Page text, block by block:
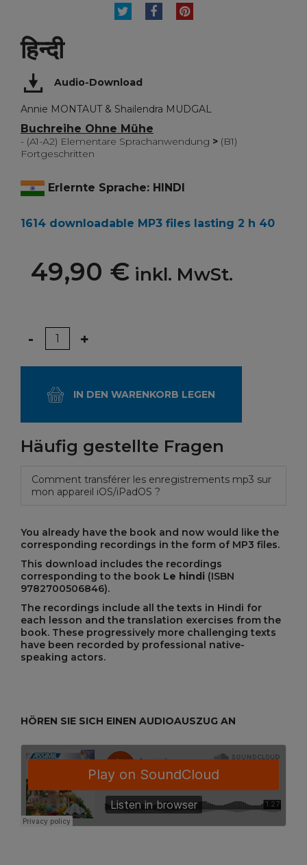
TWEETTEILENPINTEREST
हिन्दी
Audio-Download
Annie MONTAUT & Shailendra MUDGAL
Buchreihe Ohne Mühe
- (A1-A2) Elementare Sprachanwendung > (B1)
Fortgeschritten
Erlernte Sprache: HINDI
1614 downloadable MP3 files lasting 2 h 40
49,90 € inkl. MwSt.
Menge
- +
IN DEN WARENKORB LEGEN
Häufig gestellte Fragen
Comment transférer les enregistrements mp3 sur
mon appareil iOS/iPadOS ?
You already have the book and now would like the
corresponding recordings in the form of MP3 files.
This download includes the recordings
corresponding to the book Le hindi (ISBN
9782700506846).
The recordings include all the texts in Hindi for
each lesson and the translation exercises from the
book. These progressively more challenging texts
have been recorded by professional native-
speaking actors.
HÖREN SIE SICH EINEN AUDIOAUSZUG AN